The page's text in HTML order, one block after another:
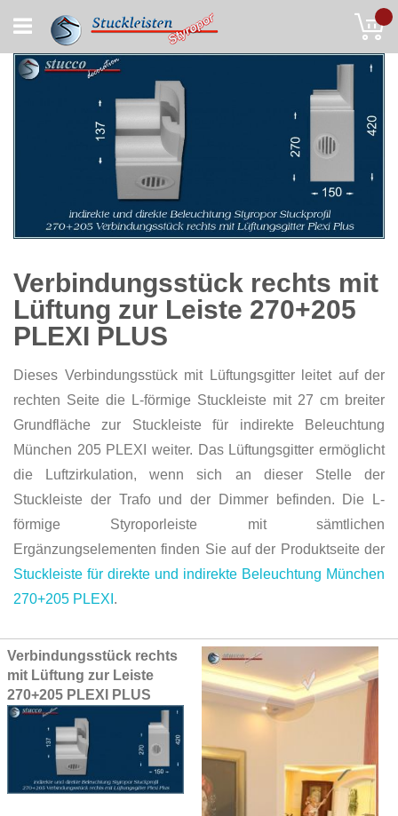
to
Content
Verbindungsstück rechts mit
Lüftung zur Leiste 270+205
PLEXI PLUS
Dieses Verbindungsstück mit Lüftungsgitter leitet auf der
rechten Seite die L-förmige Stuckleiste mit 27 cm breiter
Grundfläche zur Stuckleiste für indirekte Beleuchtung
München 205 PLEXI weiter. Das Lüftungsgitter ermöglicht
die Luftzirkulation, wenn sich an dieser Stelle der
Stuckleiste der Trafo und der Dimmer befinden. Die L-
förmige Styroporleiste mit sämtlichen
Ergänzungselementen finden Sie auf der Produktseite der
Stuckleiste für direkte und indirekte Beleuchtung München
270+205 PLEXI .
Grouped
product
items
Verbindungsstück rechts
mit Lüftung zur Leiste
270+205 PLEXI PLUS